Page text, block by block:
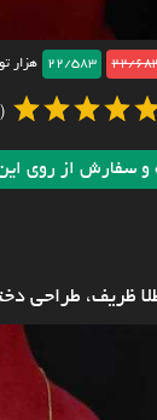
22/
22/583 هزار
(648)
و سفارش از روی
ظریف، طراحی